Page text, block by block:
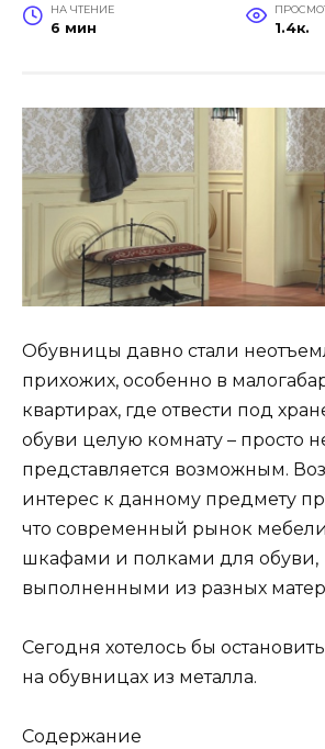
НА ЧТЕНИЕ
6 мин 1.4к.
Обувницы давно стали
прихожих, особенно в
квартирах, где отвести под
обуви целую комнату – просто
представляется возможным.
интерес к данному предмету
что современный рынок
шкафами и полками для обуви,
выполненными из разных
Сегодня хотелось бы
на обувницах из металла.
Содержание